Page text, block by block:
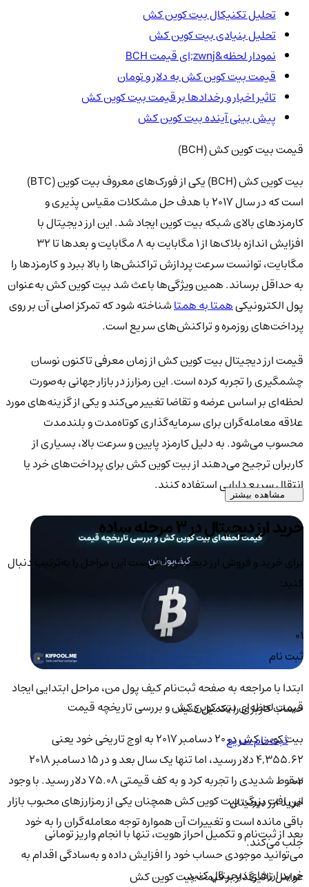
تحلیل تکنیکال بیت کوین کش
تحلیل بنیادی بیت کوین کش
نمودار لحظه&zwnj;ای قیمت BCH
قیمت بیت کوین کش به دلار و تومان
تاثیر اخبار و رخدادها بر قیمت بیت کوین کش
پیش بینی آینده بیت کوین کش
قیمت بیت کوین کش (BCH)
بیت کوین کش (BCH) یکی از فورک‌های معروف بیت کوین (BTC)
است که در سال ۲۰۱۷ با هدف حل مشکلات مقیاس‌ پذیری و
کارمزدهای بالای شبکه بیت کوین ایجاد شد. این ارز دیجیتال با
افزایش اندازه بلاک‌ها از ۱ مگابایت به ۸ مگابایت و بعدها تا ۳۲
مگابایت، توانست سرعت پردازش تراکنش‌ها را بالا ببرد و کارمزدها را
به حداقل برساند. همین ویژگی‌ها باعث شد بیت کوین کش به‌عنوان
پول الکترونیکیهمتا به همتاشناخته شود که تمرکز اصلی آن بر روی
پرداخت‌های روزمره و تراکنش‌های سریع است.
قیمت ارز دیجیتال بیت کوین کش از زمان معرفی تاکنون نوسان
چشمگیری را تجربه کرده است. این رمزارز در بازار جهانی به‌صورت
لحظه‌ای بر اساس عرضه و تقاضا تغییر می‌کند و یکی از گزینه‌های مورد
علاقه معامله‌گران برای سرمایه‌گذاری کوتاه‌مدت و بلندمدت
محسوب می‌شود. به دلیل کارمزد پایین و سرعت بالا، بسیاری از
کاربران ترجیح می‌دهند از بیت کوین کش برای پرداخت‌های خرد یا
انتقال سریع دارایی استفاده کنند.
قیمت لحظه‌ای بیت کوین کش و بررسی تاریخچه قیمت
بیت کوین کش در ۲۰ دسامبر ۲۰۱۷ به اوج تاریخی خود یعنی
۴,۳۵۵.۶۲ دلار رسید، اما تنها یک سال بعد و در ۱۵ دسامبر ۲۰۱۸
سقوط شدیدی را تجربه کرد و به کف قیمتی ۷۵.۰۸ دلار رسید. با وجود
این افت بزرگ، بیت کوین کش همچنان یکی از رمزارزهای محبوب بازار
باقی مانده است و تغییرات آن همواره توجه معامله‌گران را به خود
جلب می‌کند.
عوامل تاثیر‌گذار بر قیمت بیت کوین کش
مشاهده بیشتر
خرید ارز دیجیتال در 3 مرحله ساده
برای خرید و فروش ارز دیجیتال کافی‌ست این مراحل را به‌ترتیب دنبال
کنید:
01
ثبت نام
ابتدا با مراجعه به صفحه ثبت‌نام کیف‌ پول من، مراحل ابتدایی ایجاد
حساب کاربری را تکمیل کنید.
ثبت نام سریع
02
خرید ارز دیجیتال
بعد از ثبت‌نام و تکمیل احراز هویت، تنها با انجام واریز تومانی
می‌توانید موجودی حساب خود را افزایش داده و به‌سادگی اقدام به
خرید ارزهای دیجیتال کنید.